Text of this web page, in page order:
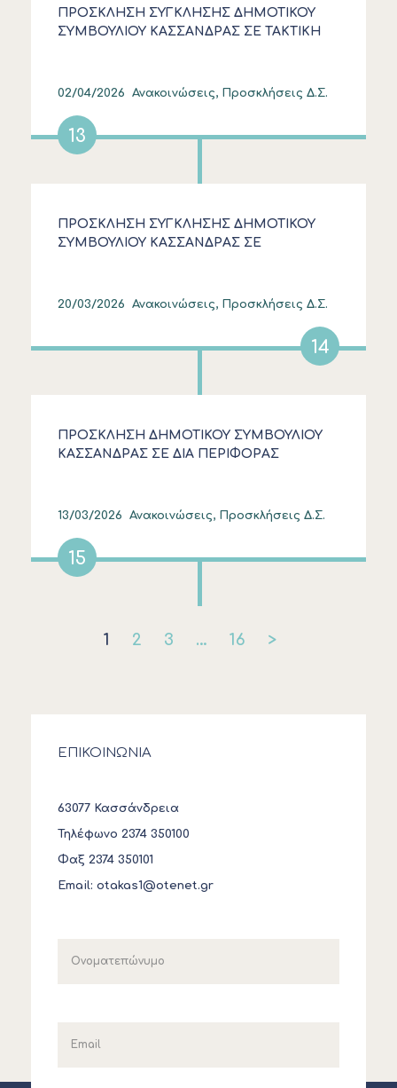
ΠΡΟΣΚΛΗΣΗ ΣΥΓΚΛΗΣΗΣ ΔΗΜΟΤΙΚΟΥ
ΣΥΜΒΟΥΛΙΟΥ ΚΑΣΣΑΝΔΡΑΣ ΣΕ ΤΑΚΤΙΚΗ
02/04/2026 Ανακοινώσεις, Προσκλήσεις Δ.Σ.
13
ΠΡΟΣΚΛΗΣΗ ΣΥΓΚΛΗΣΗΣ ΔΗΜΟΤΙΚΟΥ
ΣΥΜΒΟΥΛΙΟΥ ΚΑΣΣΑΝΔΡΑΣ ΣΕ
20/03/2026 Ανακοινώσεις, Προσκλήσεις Δ.Σ.
14
ΠΡΟΣΚΛΗΣΗ ΔΗΜΟΤΙΚΟΥ ΣΥΜΒΟΥΛΙΟΥ
ΚΑΣΣΑΝΔΡΑΣ ΣΕ ΔΙΑ ΠΕΡΙΦΟΡΑΣ
13/03/2026 Ανακοινώσεις, Προσκλήσεις Δ.Σ.
15
1 2 3 … 16 >
ΕΠΙΚΟΙΝΩΝΙΑ
63077 Κασσάνδρεια
Τηλέφωνο 2374 350100
Φαξ 2374 350101
Email: otakas1@otenet.gr